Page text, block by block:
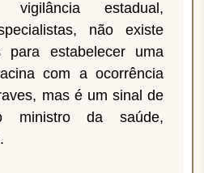
vigilância estadual,
não existe
para estabelecer uma
com a ocorrência
mas é um sinal de
ministro da saúde,